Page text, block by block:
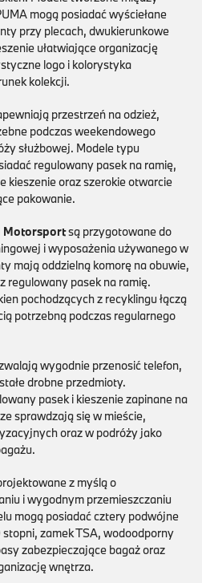
mogą posiadać wyściełane
przy plecach, dwukierunkowe
ułatwiające organizację
logo i kolorystyka
kolekcji.
przestrzeń na odzież,
podczas weekendowego
służbowej. Modele typu
regulowany pasek na ramię,
kieszenie oraz szerokie otwarcie
pakowanie.
Motorsportsą przygotowane do
i wyposażenia używanego w
mają oddzielną komorę na obuwie,
regulowany pasek na ramię.
pochodzących z recyklingu łączą
potrzebną podczas regularnego
wygodnie przenosić telefon,
drobne przedmioty.
pasek i kieszenie zapinane na
sprawdzają się w mieście,
oraz w podróży jako
z myślą o
i wygodnym przemieszczaniu
mogą posiadać cztery podwójne
stopni, zamek TSA, wodoodporny
zabezpieczające bagaż oraz
wnętrza.